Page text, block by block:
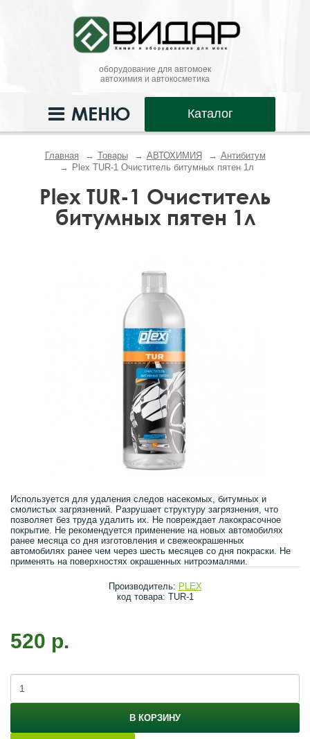
оборудование для автомоек
автохимия и автокосметика
Каталог
МЕНЮ
Главная Товары АВТОХИМИЯ
Антибитум
Plex TUR-1 Очиститель битумных пятен 1л
Plex TUR-1 Очиститель
битумных пятен 1л
Используется для удаления следов насекомых, битумных и
смолистых загрязнений. Разрушает структуру загрязнения, что
позволяет без труда удалить их. Не повреждает лакокрасочное
покрытие. Не рекомендуется применение на новых автомобилях
ранее месяца со дня изготовления и свежеокрашенных
автомобилях ранее чем через шесть месяцев со дня покраски. Не
применять на поверхностях окрашенных нитроэмалями.
Производитель: PLEX
код товара: TUR-1
520 р.
В КОРЗИНУ